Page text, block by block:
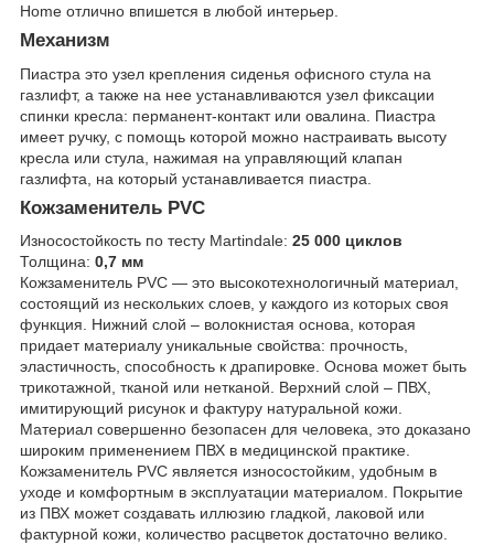
Home отлично впишется в любой интерьер.
Механизм
Пиастра это узел крепления сиденья офисного стула на
газлифт, а также на нее устанавливаются узел фиксации
спинки кресла: перманент-контакт или овалина. Пиастра
имеет ручку, с помощь которой можно настраивать высоту
кресла или стула, нажимая на управляющий клапан
газлифта, на который устанавливается пиастра.
Кожзаменитель PVC
Износостойкость по тесту Martindale: 25 000 циклов
Толщина: 0,7 мм
Кожзаменитель PVC — это высокотехнологичный материал,
состоящий из нескольких слоев, у каждого из которых своя
функция. Нижний слой – волокнистая основа, которая
придает материалу уникальные свойства: прочность,
эластичность, способность к драпировке. Основа может быть
трикотажной, тканой или нетканой. Верхний слой – ПВХ,
имитирующий рисунок и фактуру натуральной кожи.
Материал совершенно безопасен для человека, это доказано
широким применением ПВХ в медицинской практике.
Кожзаменитель PVC является износостойким, удобным в
уходе и комфортным в эксплуатации материалом. Покрытие
из ПВХ может создавать иллюзию гладкой, лаковой или
фактурной кожи, количество расцветок достаточно велико.